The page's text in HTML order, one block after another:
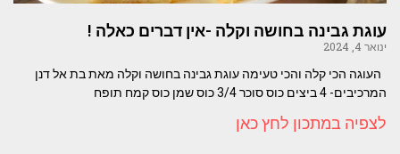
עוגת גבינה בחושה וקלה -אין דברים כאלה !
ינואר 4, 2024
העוגה הכי קלה והכי טעימה עוגת גבינה בחושה וקלה מאת בת אל דנן
המרכיבים- 4 ביצים כוס סוכר 3/4 כוס שמן כוס קמח תופח
לצפיה במתכון לחץ כאן